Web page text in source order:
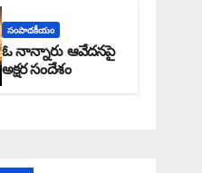
సంపాదకీయం
ఓ నాన్నారు ఆవేదనపై
అక్షర సందేశం